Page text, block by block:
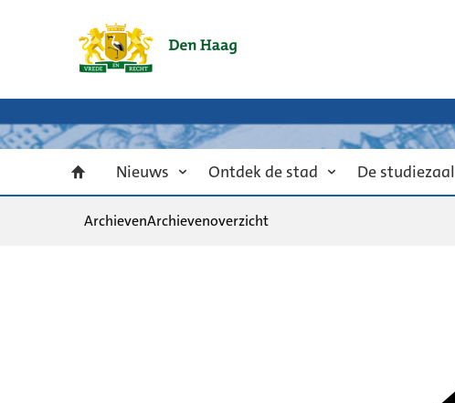
Nieuws Ontdek de stad De studiezaal
ArchievenArchievenoverzicht